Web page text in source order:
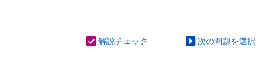
解説チェック 次の問題を選択